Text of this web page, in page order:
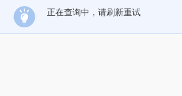
正在查询中，请刷新重试